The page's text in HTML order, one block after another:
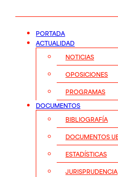
PORTADA
ACTUALIDAD
NOTICIAS
OPOSICIONES
PROGRAMAS
DOCUMENTOS
BIBLIOGRAFÍA
DOCUMENTOS
ESTADÍSTICAS
JURISPRUDENCIA